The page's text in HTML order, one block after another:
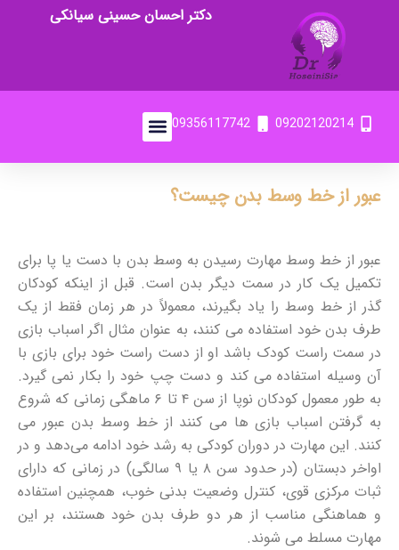
دکتر احسان حسینی سیانکی
09202120214
09356117742
عبور از خط وسط بدن چیست؟
عبور از خط وسط مهارت رسیدن به وسط بدن با دست یا پا برای
تکمیل یک کار در سمت دیگر بدن است. قبل از اینکه کودکان
گذر از خط وسط را یاد بگیرند، معمولاً در هر زمان فقط از یک
طرف بدن خود استفاده می کنند، به عنوان مثال اگر اسباب بازی
در سمت راست کودک باشد او از دست راست خود برای بازی با
آن وسیله استفاده می کند و دست چپ خود را بکار نمی گیرد.
به طور معمول کودکان نوپا از سن ۴ تا ۶ ماهگی زمانی که شروع
به گرفتن اسباب بازی ها می کنند از خط وسط بدن عبور می
کنند. این مهارت در دوران کودکی به رشد خود ادامه می‌دهد و در
اواخر دبستان (در حدود سن ۸ یا ۹ سالگی) در زمانی که دارای
ثبات مرکزی قوی، کنترل وضعیت بدنی خوب، همچنین استفاده
و هماهنگی مناسب از هر دو طرف بدن خود هستند، بر این
مهارت مسلط می شوند.